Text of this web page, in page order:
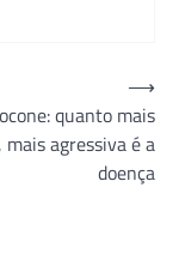
quanto mais
mais agressiva é a
doença
⟶